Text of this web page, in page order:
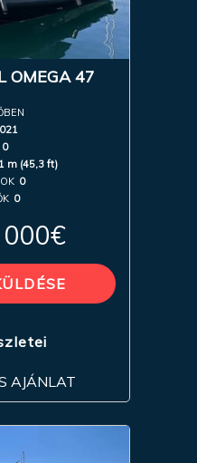
OMEGA 47
0
m (45,3 ft)
0
0
AJÁNLAT